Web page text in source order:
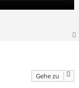
Gehe zu